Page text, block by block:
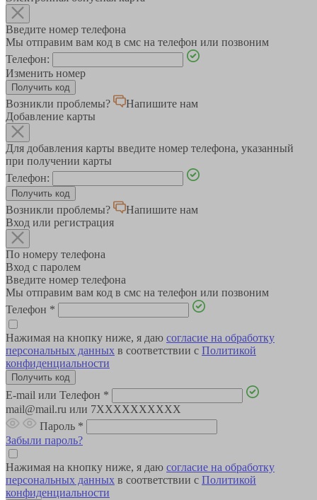
Введите номер телефона
Мы отправим вам код в смс на телефон или позвоним
Телефон:
Изменить номер
Возникли проблемы?
Напишите нам
Добавление карты
Для добавления карты введите номер телефона, указанный
при получении карты
Телефон:
Возникли проблемы?
Напишите нам
Вход или регистрация
По номеру телефона
Вход с паролем
Введите номер телефона
Мы отправим вам код в смс на телефон или позвоним
Телефон *
Нажимая на кнопку ниже, я даю согласие на обработку
персональных данных в соответствии с Политикой
конфиденциальности
E-mail или Телефон *
mail@mail.ru или 7XXXXXXXXXX
Пароль *
Забыли пароль?
Нажимая на кнопку ниже, я даю согласие на обработку
персональных данных в соответствии с Политикой
конфиденциальности